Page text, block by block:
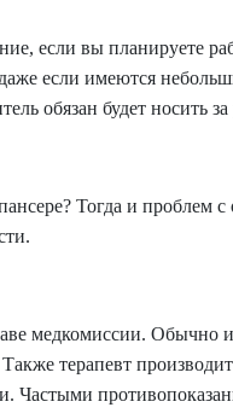
если вы планируете
если имеются
обязан будет носить за
Тогда и проблем
медкомиссии. Обычно
Также терапевт
Частыми